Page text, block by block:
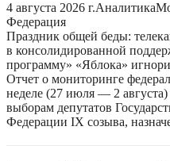
4 августа 2026 г.Аналитика
Федерация
Праздник общей беды:
в консолидированной
программу» «Яблока»
Отчет о мониторинге
неделе (27 июля — 2
выборам депутатов
Федерации IX созыва,